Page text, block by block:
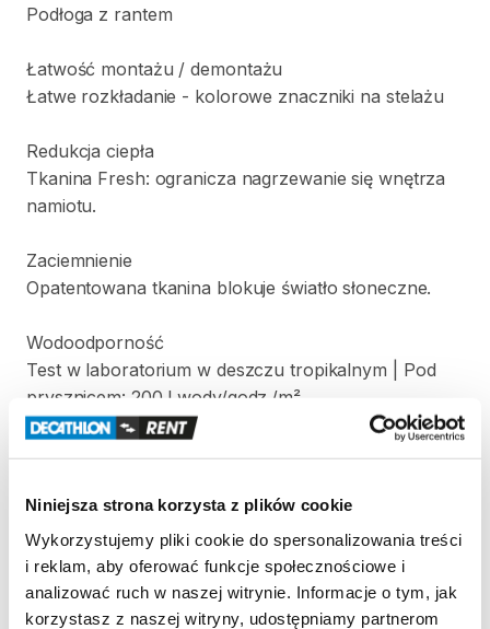
Niniejsza strona korzysta z plików cookie
Wykorzystujemy pliki cookie do spersonalizowania treści
i reklam, aby oferować funkcje społecznościowe i
analizować ruch w naszej witrynie. Informacje o tym, jak
korzystasz z naszej witryny, udostępniamy partnerom
Podłoga z rantem
Łatwość montażu ​/​ demontażu
Łatwe rozkładanie - kolorowe znaczniki na stelażu
Redukcja ciepła
Tkanina Fresh: ogranicza nagrzewanie się wnętrza
namiotu.
Zaciemnienie
Opatentowana tkanina blokuje światło słoneczne.
Wodoodporność
Test w laboratorium w deszczu tropikalnym
Pod
prysznicem: 200 l wody​/​godz. ​/​m²
tunelu aerodynamicznym
Łatwość
transportu
Prostokątny pokrowiec | 65 x 30 x 25 cm | 48 litry |
10​,​6 kg